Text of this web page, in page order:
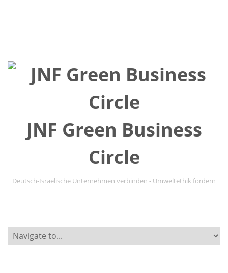
JNF Green Business
Circle
Deutsch-Israelische Unternehmen verbinden - Umweltethik fördern